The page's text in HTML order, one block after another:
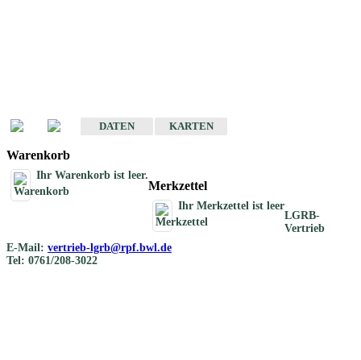
DATEN
KARTEN
Warenkorb
Ihr Warenkorb ist leer.
Merkzettel
Ihr Merkzettel ist leer
LGRB-
Vertrieb
E-Mail: vertrieb-lgrb@rpf.bwl.de
Tel: 0761/208-3022